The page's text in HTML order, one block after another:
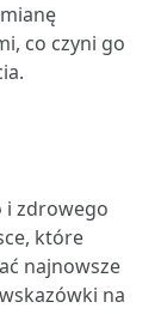
co czyni go
i zdrowego
które
najnowsze
na